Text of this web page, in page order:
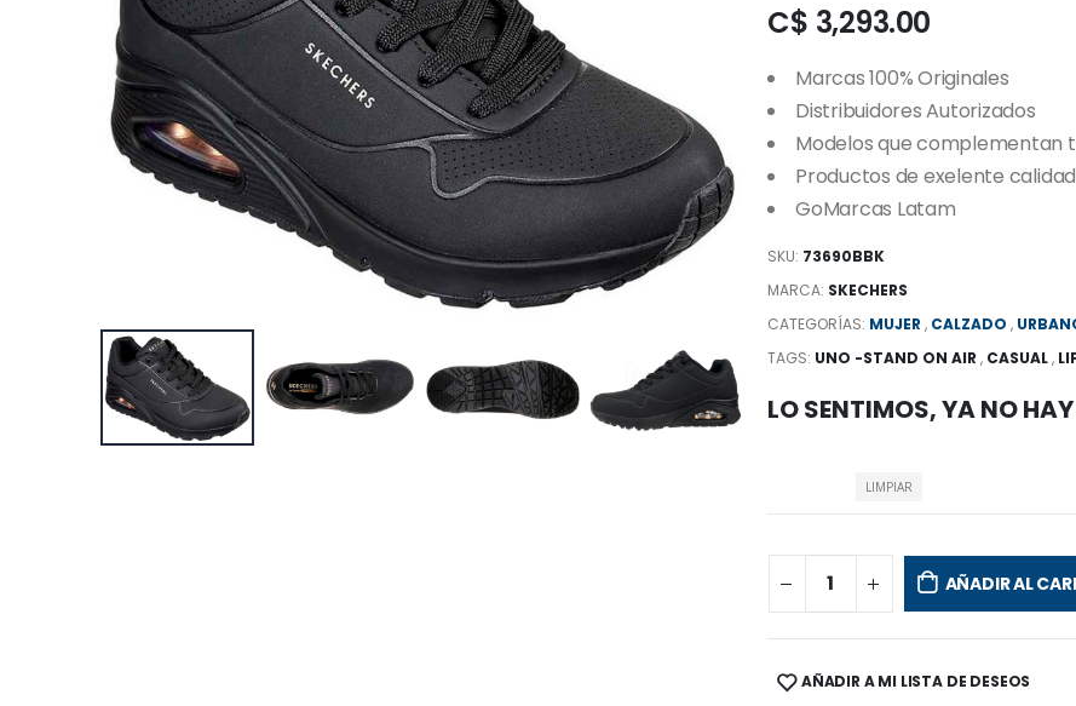
C$ 3,293.00
Marcas 100% Originales
Distribuidores Autorizados
Modelos que complementan
Productos de exelente calidad
GoMarcas Latam
SKU: 73690BBK
MARCA: SKECHERS
CATEGORÍAS: MUJER , CALZADO ,
TAGS: UNO -STAND ON AIR , CASUAL,
LO SENTIMOS, YA NO
LIMPIAR
AÑADIR AL
SHARE:AÑADIR A MI LISTA DE DESEOS